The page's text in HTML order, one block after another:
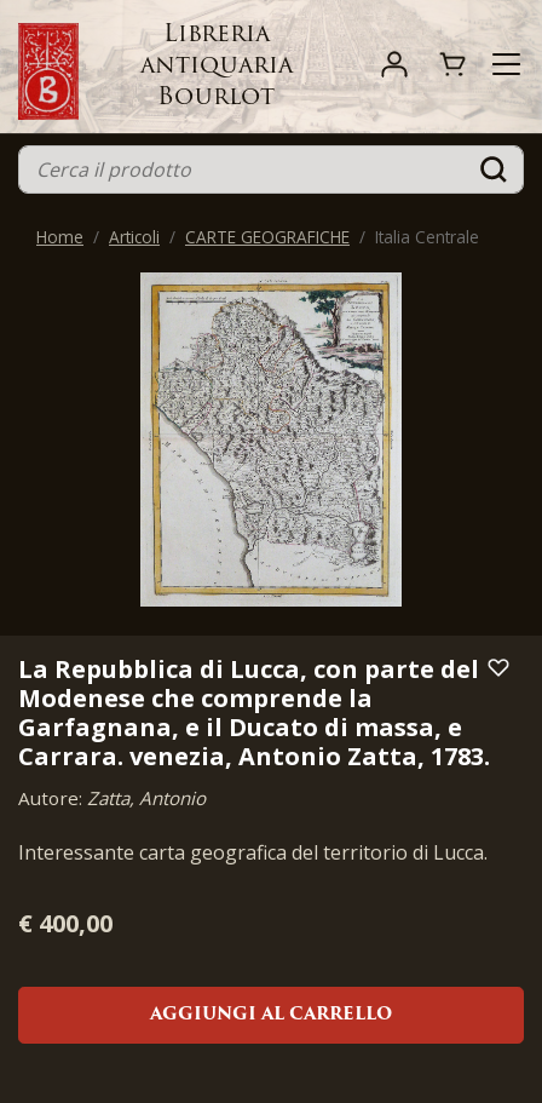
Libreria
antiquaria
Bourlot
Home Articoli CARTE GEOGRAFICHE Italia Centrale
La Repubblica di Lucca, con parte del
Modenese che comprende la
Garfagnana, e il Ducato di massa, e
Carrara. venezia, Antonio Zatta, 1783.
Autore: Zatta, Antonio
Interessante carta geografica del territorio di Lucca.
€ 400,00
AGGIUNGI AL CARRELLO